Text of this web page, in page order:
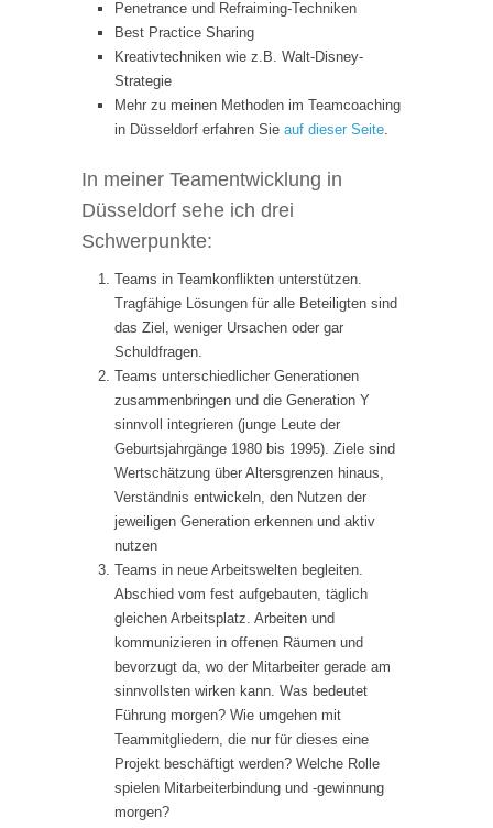
Penetrance und Refraiming-Techniken
Best Practice Sharing
Kreativtechniken wie z.B. Walt-Disney-
Strategie
Mehr zu meinen Methoden im Teamcoaching
in Düsseldorf erfahren Sie auf dieser Seite.
In meiner Teamentwicklung in
Düsseldorf sehe ich drei
Schwerpunkte:
Teams in Teamkonflikten unterstützen.
Tragfähige Lösungen für alle Beteiligten sind
das Ziel, weniger Ursachen oder gar
Schuldfragen.
Teams unterschiedlicher Generationen
zusammenbringen und die Generation Y
sinnvoll integrieren (junge Leute der
Geburtsjahrgänge 1980 bis 1995). Ziele sind
Wertschätzung über Altersgrenzen hinaus,
Verständnis entwickeln, den Nutzen der
jeweiligen Generation erkennen und aktiv
nutzen
Teams in neue Arbeitswelten begleiten.
Abschied vom fest aufgebauten, täglich
gleichen Arbeitsplatz. Arbeiten und
kommunizieren in offenen Räumen und
bevorzugt da, wo der Mitarbeiter gerade am
sinnvollsten wirken kann. Was bedeutet
Führung morgen? Wie umgehen mit
Teammitgliedern, die nur für dieses eine
Projekt beschäftigt werden? Welche Rolle
spielen Mitarbeiterbindung und -gewinnung
morgen?